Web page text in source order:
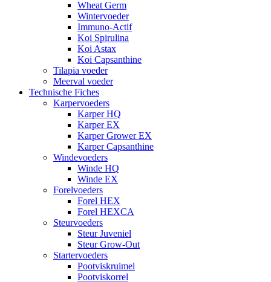
Wheat Germ
Wintervoeder
Immuno-Actif
Koi Spirulina
Koi Astax
Koi Capsanthine
Tilapia voeder
Meerval voeder
Technische Fiches
Karpervoeders
Karper HQ
Karper EX
Karper Grower EX
Karper Capsanthine
Windevoeders
Winde HQ
Winde EX
Forelvoeders
Forel HEX
Forel HEXCA
Steurvoeders
Steur Juveniel
Steur Grow-Out
Startervoeders
Pootviskruimel
Pootviskorrel